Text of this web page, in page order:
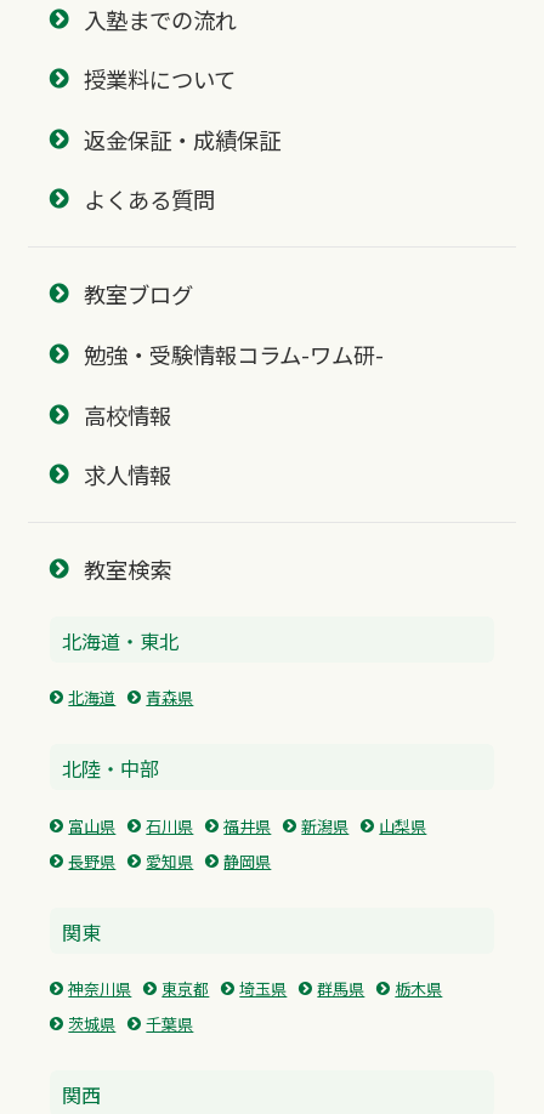
入塾までの流れ
授業料について
返金保証・成績保証
よくある質問
教室ブログ
勉強・受験情報コラム-ワム研-
高校情報
求人情報
教室検索
北海道・東北
北海道 青森県
北陸・中部
富山県 石川県 福井県 新潟県
山梨県
長野県
愛知県 静岡県
関東
神奈川県 東京都 埼玉県 群馬県
栃木県
茨城県
千葉県
関西